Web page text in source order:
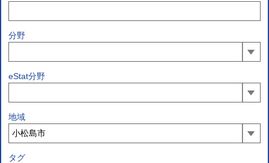
分野
eStat分野
地域
タグ